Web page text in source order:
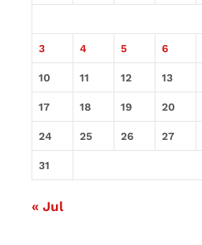
3 4 5 6
10 11 12 13
17 18 19 20
24 25 26 27
31
« Jul